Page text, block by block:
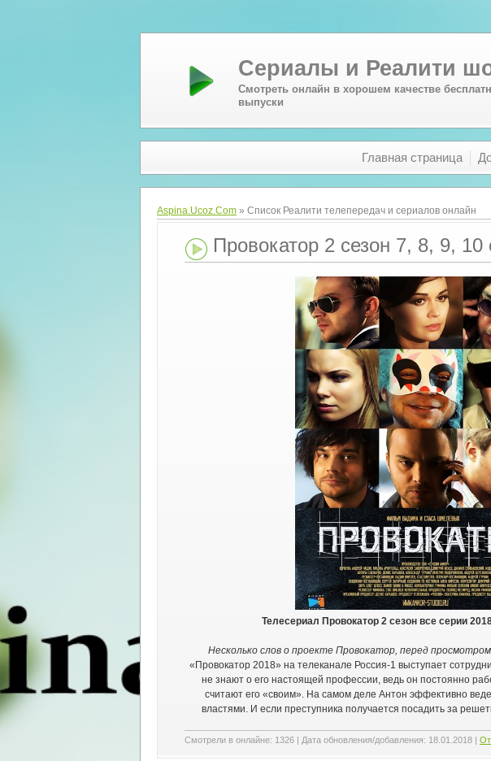
Сериалы и Реалити
Смотреть онлайн в хорошем качестве
выпуски
Главная страница
Aspina.Ucoz.Com » Список Реалити телепередач и сериалов онлайн
Провокатор 2 сезон 7, 8, 9, 10
Телесериал Провокатор 2 сезон все серии
Несколько слов о проекте Провокатор, перед
«Провокатор 2018» на телеканале Россия-1 выступает
не знают о его настоящей профессии, ведь он постоянно
считают его «своим». На самом деле Антон эффективно
властями. И если преступника получается посадить за
Смотрели в онлайне: 1326 | Дата обновления/добавления: 18.01.2018 |